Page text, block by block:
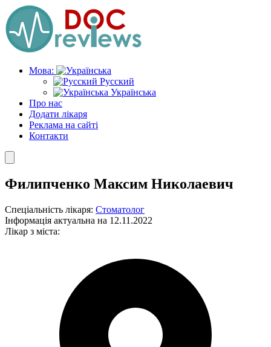
Skip
to
the
content
Мова:
Русский
Українська
Про нас
Додати лікаря
Реклама на сайті
Контакти
Филипченко Максим Николаевич
Спеціальність лікаря: Стоматолог
Інформація актуальна на 12.11.2022
Лікар з міста: